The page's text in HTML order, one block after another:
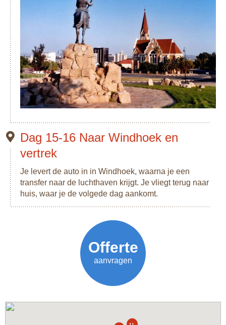
Dag 15-16 Naar Windhoek en
vertrek
Je levert de auto in in Windhoek, waarna je een
transfer naar de luchthaven krijgt. Je vliegt terug naar
huis, waar je de volgede dag aankomt.
Offerte
aanvragen